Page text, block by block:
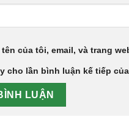
của tôi, email, và trang
cho lần bình luận kế tiếp